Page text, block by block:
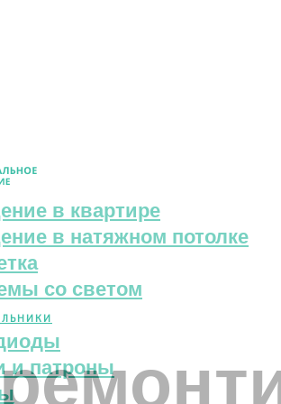
в квартире
в натяжном потолке
со светом
и патроны